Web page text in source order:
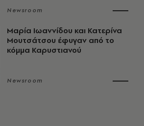
Newsroom
Μαρία Ιωαννίδου και Κατερίνα
Μουτσάτσου έφυγαν από το
κόμμα Καρυστιανού
Newsroom